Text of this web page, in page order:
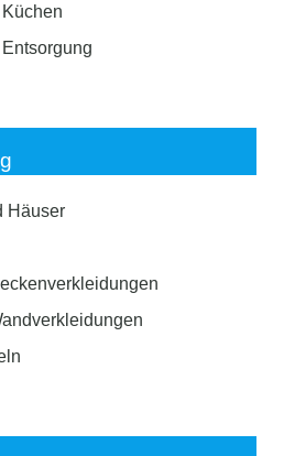
Häuser